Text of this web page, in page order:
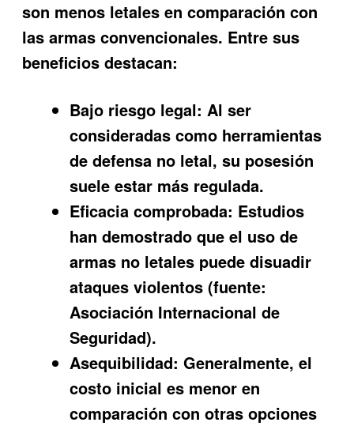
son menos letales en comparación con
las armas convencionales. Entre sus
beneficios destacan:
Bajo riesgo legal: Al ser
consideradas como herramientas
de defensa no letal, su posesión
suele estar más regulada.
Eficacia comprobada: Estudios
han demostrado que el uso de
armas no letales puede disuadir
ataques violentos (fuente:
Asociación Internacional de
Seguridad).
Asequibilidad: Generalmente, el
costo inicial es menor en
comparación con otras opciones